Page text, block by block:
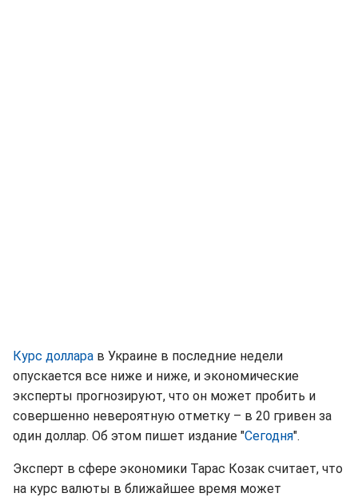
Курс доллара в Украине в последние недели
опускается все ниже и ниже, и экономические
эксперты прогнозируют, что он может пробить и
совершенно невероятную отметку – в 20 гривен за
один доллар. Об этом пишет издание "Сегодня".
Эксперт в сфере экономики Тарас Козак считает, что
на курс валюты в ближайшее время может